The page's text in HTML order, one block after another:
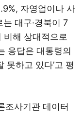
자영업이나 사
대구·경북이 7
해 상대적으로
응답은 대통령의
못하고 있다’고 평
조사기관 데이터